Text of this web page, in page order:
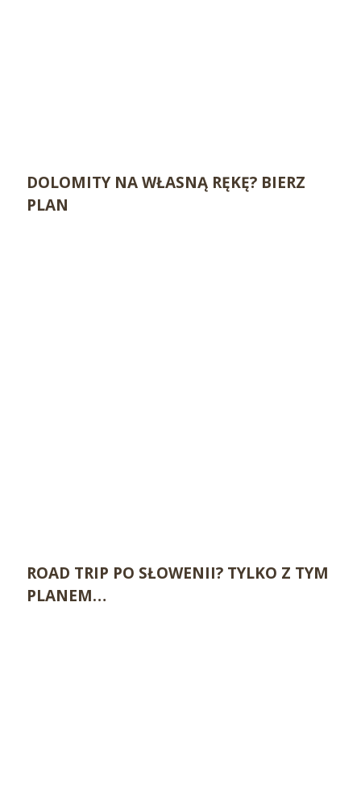
DOLOMITY NA WŁASNĄ RĘKĘ? BIERZ
PLAN
ROAD TRIP PO SŁOWENII? TYLKO Z TYM
PLANEM…